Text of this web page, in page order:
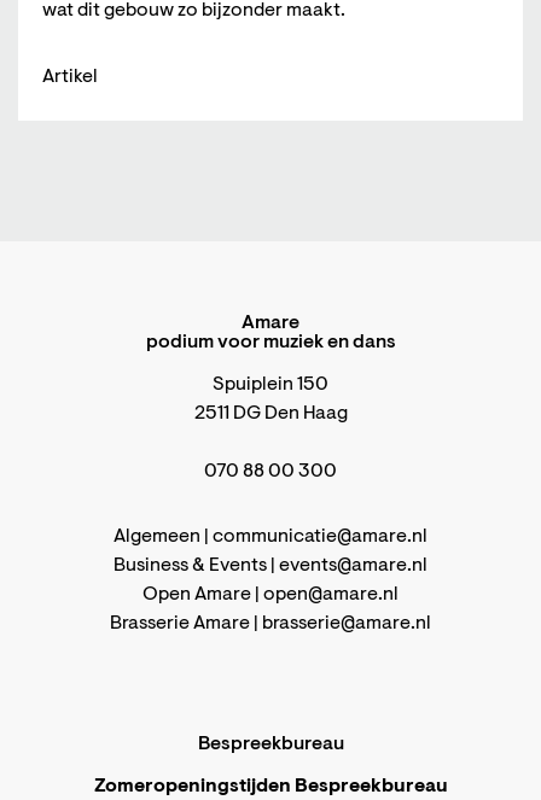
wat dit gebouw zo bijzonder maakt.
Artikel
Amare
podium voor muziek en dans
Spuiplein 150
2511 DG Den Haag
070 88 00 300
Algemeen | communicatie@amare.nl
Business & Events | events@amare.nl
Open Amare | open@amare.nl
Brasserie Amare |
brasserie@amare.nl
Bespreekbureau
Zomeropeningstijden Bespreekbureau